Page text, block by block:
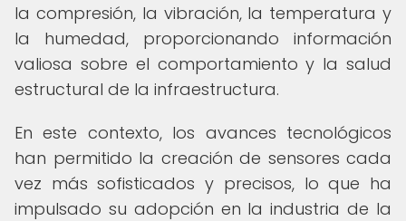
la compresión, la vibración, la temperatura y
la humedad, proporcionando información
valiosa sobre el comportamiento y la salud
estructural de la infraestructura.
En este contexto, los avances tecnológicos
han permitido la creación de sensores cada
vez más sofisticados y precisos, lo que ha
impulsado su adopción en la industria de la